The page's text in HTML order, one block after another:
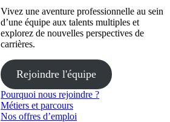
Vivez une aventure professionnelle au sein
d’une équipe aux talents multiples et
explorez de nouvelles perspectives de
carrières.
Rejoindre l'équipe
Pourquoi nous rejoindre ?
Métiers et parcours
Nos offres d’emploi